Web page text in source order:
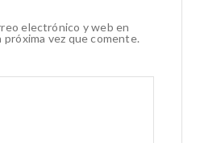
electrónico y web en
vez que comente.